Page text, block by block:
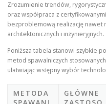
Zrozumienie trendów,
oraz współpraca z
bezproblemową realizację nawet
architektonicznych i inżynieryjnych.
Poniższa tabela stanowi szybkie
metod spawalniczych
ułatwiając wstępny wybór
METODA
GŁÓWNE